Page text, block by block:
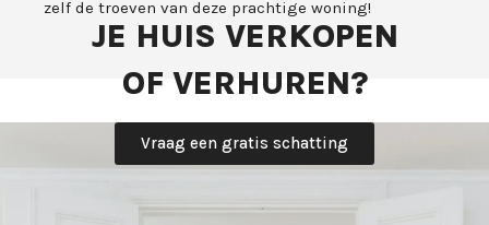
zelf de troeven van deze prachtige woning!
JE HUIS VERKOPEN
OF VERHUREN?
Vraag een gratis schatting